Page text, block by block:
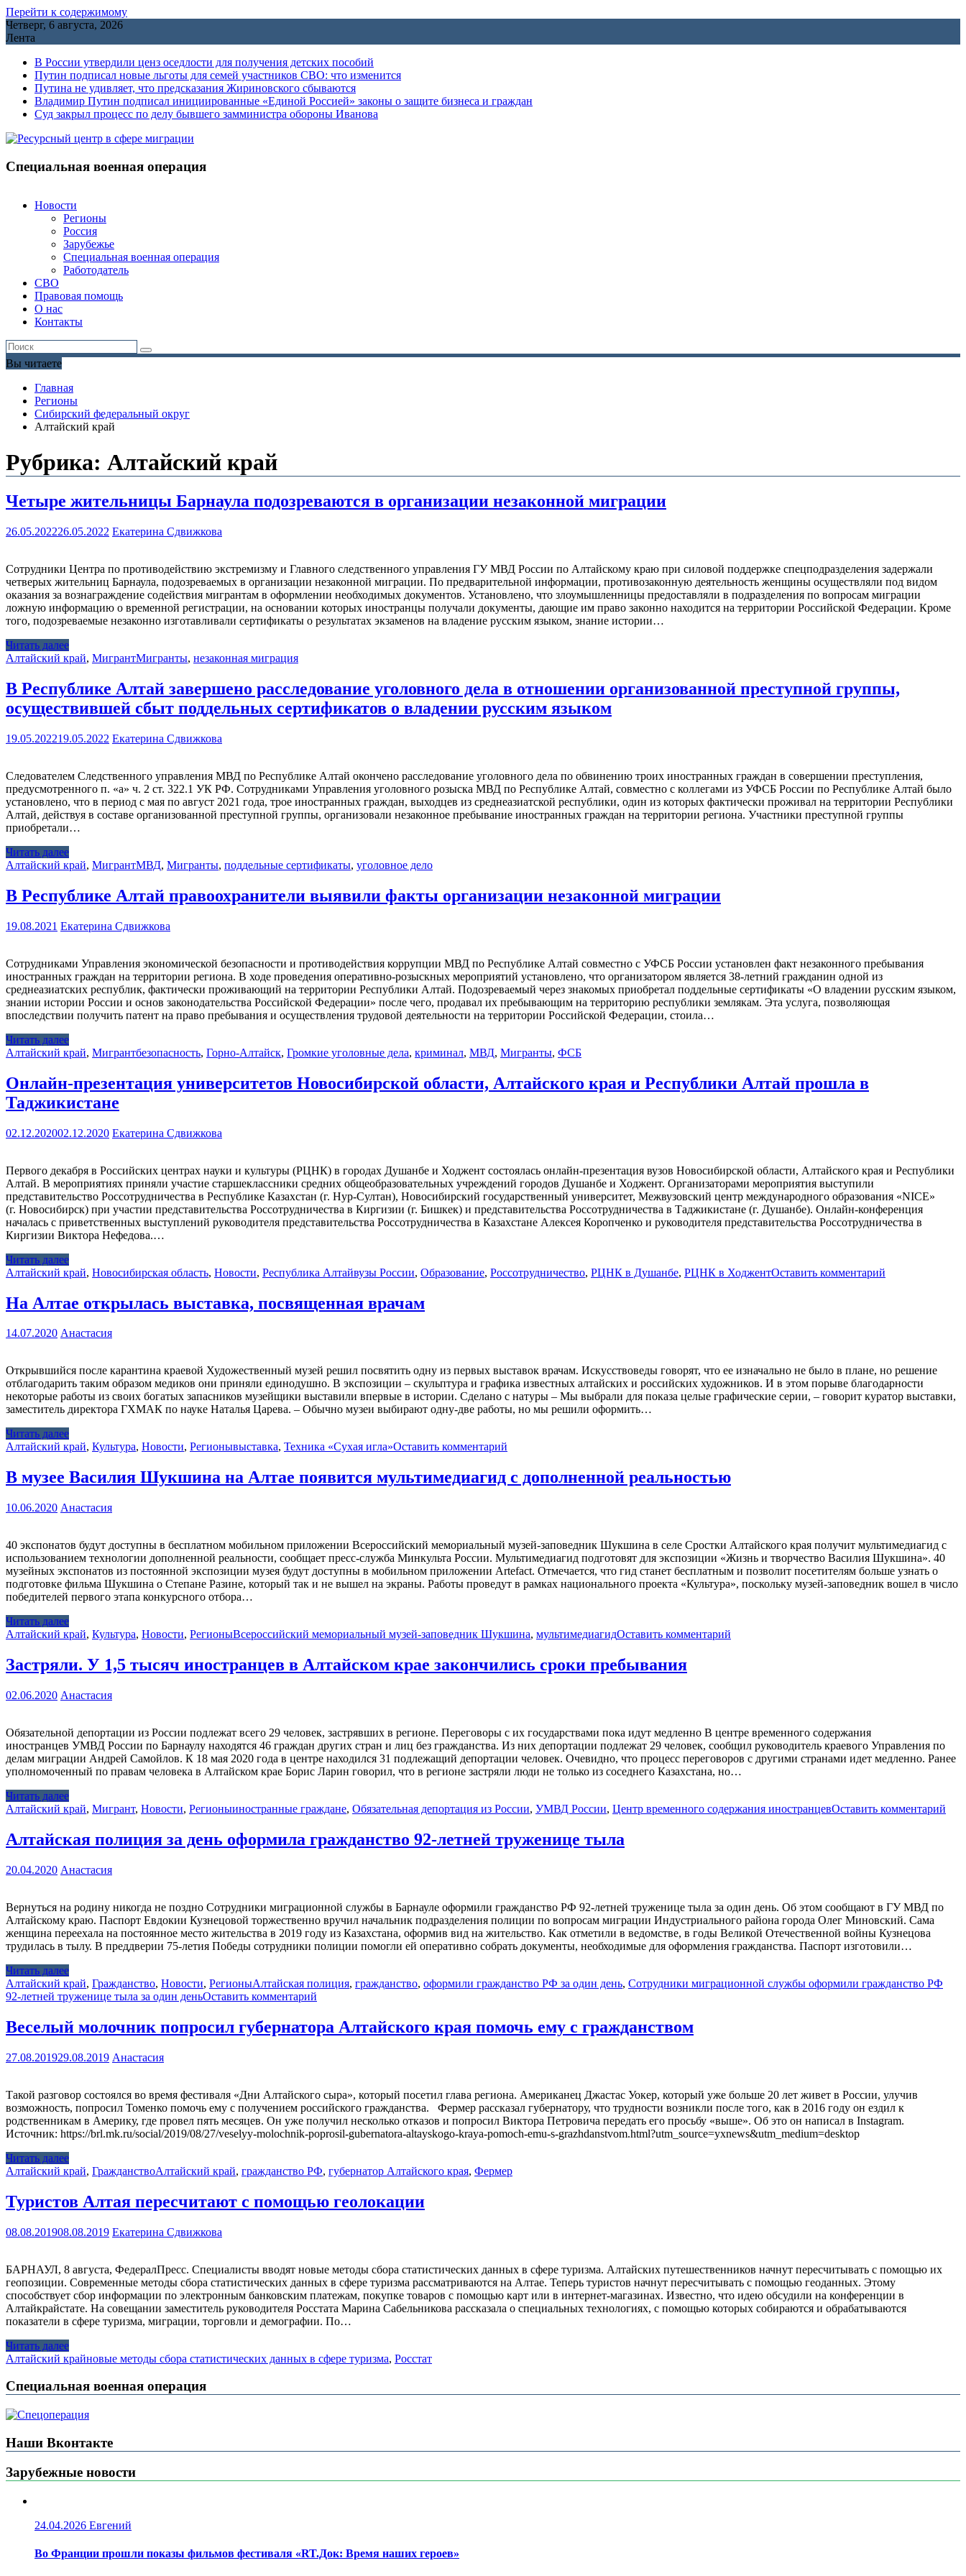
Перейти к содержимому
Четверг, 6 августа, 2026
Лента
В России утвердили ценз оседлости для получения детских пособий
Путин подписал новые льготы для семей участников СВО: что изменится
Путина не удивляет, что предсказания Жириновского сбываются
Владимир Путин подписал инициированные «Единой Россией» законы о защите бизнеса и граждан
Cуд закрыл процесс по делу бывшего замминистра обороны Иванова
Специальная военная операция
Новости
Регионы
Россия
Зарубежье
Специальная военная операция
Работодатель
СВО
Правовая помощь
О нас
Контакты
Вы читаете
Главная
Регионы
Сибирский федеральный округ
Алтайский край
Рубрика: Алтайский край
Четыре жительницы Барнаула подозреваются в организации незаконной миграции
26.05.202226.05.2022 Екатерина Сдвижкова
Сотрудники Центра по противодействию экстремизму и Главного следственного управления ГУ МВД России по Алтайскому краю при силовой поддержке спецподразделения задержали
четверых жительниц Барнаула, подозреваемых в организации незаконной миграции. По предварительной информации, противозаконную деятельность женщины осуществляли под видом
оказания за вознаграждение содействия мигрантам в оформлении необходимых документов. Установлено, что злоумышленницы предоставляли в подразделения по вопросам миграции
ложную информацию о временной регистрации, на основании которых иностранцы получали документы, дающие им право законно находится на территории Российской Федерации. Кроме
того, подозреваемые незаконно изготавливали сертификаты о результатах экзаменов на владение русским языком, знание истории…
Читать далее
Алтайский край, МигрантМигранты, незаконная миграция
В Республике Алтай завершено расследование уголовного дела в отношении организованной преступной группы,
осуществившей сбыт поддельных сертификатов о владении русским языком
19.05.202219.05.2022 Екатерина Сдвижкова
Следователем Следственного управления МВД по Республике Алтай окончено расследование уголовного дела по обвинению троих иностранных граждан в совершении преступления,
предусмотренного п. «а» ч. 2 ст. 322.1 УК РФ. Сотрудниками Управления уголовного розыска МВД по Республике Алтай, совместно с коллегами из УФСБ России по Республике Алтай было
установлено, что в период с мая по август 2021 года, трое иностранных граждан, выходцев из среднеазиатской республики, один из которых фактически проживал на территории Республики
Алтай, действуя в составе организованной преступной группы, организовали незаконное пребывание иностранных граждан на территории региона. Участники преступной группы
приобретали…
Читать далее
Алтайский край, МигрантМВД, Мигранты, поддельные сертификаты, уголовное дело
В Республике Алтай правоохранители выявили факты организации незаконной миграции
19.08.2021 Екатерина Сдвижкова
Сотрудниками Управления экономической безопасности и противодействия коррупции МВД по Республике Алтай совместно с УФСБ России установлен факт незаконного пребывания
иностранных граждан на территории региона. В ходе проведения оперативно-розыскных мероприятий установлено, что организатором является 38-летний гражданин одной из
среднеазиатских республик, фактически проживающий на территории Республики Алтай. Подозреваемый через знакомых приобретал поддельные сертификаты «О владении русским языком,
знании истории России и основ законодательства Российской Федерации» после чего, продавал их пребывающим на территорию республики землякам. Эта услуга, позволяющая
впоследствии получить патент на право пребывания и осуществления трудовой деятельности на территории Российской Федерации, стоила…
Читать далее
Алтайский край, Мигрантбезопасность, Горно-Алтайск, Громкие уголовные дела, криминал, МВД, Мигранты, ФСБ
Онлайн-презентация университетов Новосибирской области, Алтайского края и Республики Алтай прошла в
Таджикистане
02.12.202002.12.2020 Екатерина Сдвижкова
Первого декабря в Российских центрах науки и культуры (РЦНК) в городах Душанбе и Ходжент состоялась онлайн-презентация вузов Новосибирской области, Алтайского края и Республики
Алтай. В мероприятиях приняли участие старшеклассники средних общеобразовательных учреждений городов Душанбе и Ходжент. Организаторами мероприятия выступили
представительство Россотрудничества в Республике Казахстан (г. Нур-Султан), Новосибирский государственный университет, Межвузовский центр международного образования «NICE»
(г. Новосибирск) при участии представительства Россотрудничества в Киргизии (г. Бишкек) и представительства Россотрудничества в Таджикистане (г. Душанбе). Онлайн-конференция
началась с приветственных выступлений руководителя представительства Россотрудничества в Казахстане Алексея Коропченко и руководителя представительства Россотрудничества в
Киргизии Виктора Нефедова.…
Читать далее
Алтайский край, Новосибирская область, Новости, Республика Алтайвузы России, Образование, Россотрудничество, РЦНК в Душанбе, РЦНК в ХоджентОставить комментарий
На Алтае открылась выставка, посвященная врачам
14.07.2020 Анастасия
Открывшийся после карантина краевой Художественный музей решил посвятить одну из первых выставок врачам. Искусствоведы говорят, что ее изначально не было в плане, но решение
отблагодарить таким образом медиков они приняли единодушно. В экспозиции – скульптура и графика известных алтайских и российских художников. И в этом порыве благодарности
некоторые работы из своих богатых запасников музейщики выставили впервые в истории. Сделано с натуры – Мы выбрали для показа целые графические серии, – говорит куратор выставки,
заместитель директора ГХМАК по науке Наталья Царева. – Обычно музеи выбирают одну-две работы, но мы решили оформить…
Читать далее
Алтайский край, Культура, Новости, Регионывыставка, Техника «Сухая игла»Оставить комментарий
В музее Василия Шукшина на Алтае появится мультимедиагид с дополненной реальностью
10.06.2020 Анастасия
40 экспонатов будут доступны в бесплатном мобильном приложении Всероссийский мемориальный музей-заповедник Шукшина в селе Сростки Алтайского края получит мультимедиагид с
использованием технологии дополненной реальности, сообщает пресс-служба Минкульта России. Мультимедиагид подготовят для экспозиции «Жизнь и творчество Василия Шукшина». 40
музейных экспонатов из постоянной экспозиции музея будут доступны в мобильном приложении Artefact. Отмечается, что гид станет бесплатным и позволит посетителям больше узнать о
подготовке фильма Шукшина о Степане Разине, который так и не вышел на экраны. Работы проведут в рамках национального проекта «Культура», поскольку музей-заповедник вошел в число
победителей первого этапа конкурсного отбора…
Читать далее
Алтайский край, Культура, Новости, РегионыВсероссийский мемориальный музей-заповедник Шукшина, мультимедиагидОставить комментарий
Застряли. У 1,5 тысяч иностранцев в Алтайском крае закончились сроки пребывания
02.06.2020 Анастасия
Обязательной депортации из России подлежат всего 29 человек, застрявших в регионе. Переговоры с их государствами пока идут медленно В центре временного содержания
иностранцев УМВД России по Барнаулу находятся 46 граждан других стран и лиц без гражданства. Из них депортации подлежат 29 человек, сообщил руководитель краевого Управления по
делам миграции Андрей Самойлов. К 18 мая 2020 года в центре находился 31 подлежащий депортации человек. Очевидно, что процесс переговоров с другими странами идет медленно. Ранее
уполномоченный по правам человека в Алтайском крае Борис Ларин говорил, что в регионе застряли люди не только из соседнего Казахстана, но…
Читать далее
Алтайский край, Мигрант, Новости, Регионыиностранные граждане, Обязательная депортация из России, УМВД России, Центр временного содержания иностранцевОставить комментарий
Алтайская полиция за день оформила гражданство 92-летней труженице тыла
20.04.2020 Анастасия
Вернуться на родину никогда не поздно Сотрудники миграционной службы в Барнауле оформили гражданство РФ 92-летней труженице тыла за один день. Об этом сообщают в ГУ МВД по
Алтайскому краю. Паспорт Евдокии Кузнецовой торжественно вручил начальник подразделения полиции по вопросам миграции Индустриального района города Олег Миновский. Сама
женщина переехала на постоянное место жительства в 2019 году из Казахстана, оформив вид на жительство. Как отметили в ведомстве, в годы Великой Отечественной войны Кузнецова
трудилась в тылу. В преддверии 75-летия Победы сотрудники полиции помогли ей оперативно собрать документы, необходимые для оформления гражданства. Паспорт изготовили…
Читать далее
Алтайский край, Гражданство, Новости, РегионыАлтайская полиция, гражданство, оформили гражданство РФ за один день, Сотрудники миграционной службы оформили гражданство РФ
92-летней труженице тыла за один деньОставить комментарий
Веселый молочник попросил губернатора Алтайского края помочь ему с гражданством
27.08.201929.08.2019 Анастасия
Такой разговор состоялся во время фестиваля «Дни Алтайского сыра», который посетил глава региона. Американец Джастас Уокер, который уже больше 20 лет живет в России, улучив
возможность, попросил Томенко помочь ему с получением российского гражданства. Фермер рассказал губернатору, что трудности возникли после того, как в 2016 году он ездил к
родственникам в Америку, где провел пять месяцев. Он уже получил несколько отказов и попросил Виктора Петровича передать его просьбу «выше». Об это он написал в Instagram.
Источник: https://brl.mk.ru/social/2019/08/27/veselyy-molochnik-poprosil-gubernatora-altayskogo-kraya-pomoch-emu-s-grazhdanstvom.html?utm_source=yxnews&utm_medium=desktop
Читать далее
Алтайский край, ГражданствоАлтайский край, гражданство РФ, губернатор Алтайского края, Фермер
Туристов Алтая пересчитают с помощью геолокации
08.08.201908.08.2019 Екатерина Сдвижкова
БАРНАУЛ, 8 августа, ФедералПресс. Специалисты вводят новые методы сбора статистических данных в сфере туризма. Алтайских путешественников начнут пересчитывать с помощью их
геопозиции. Современные методы сбора статистических данных в сфере туризма рассматриваются на Алтае. Теперь туристов начнут пересчитывать с помощью геоданных. Этому
способствует сбор информации по электронным банковским платежам, покупке товаров с помощью карт или в интернет-магазинах. Известно, что идею обсудили на конференции в
Алтайкрайстате. На совещании заместитель руководителя Росстата Марина Сабельникова рассказала о специальных технологиях, с помощью которых собираются и обрабатываются
показатели в сфере туризма, миграции, торговли и демографии. По…
Читать далее
Алтайский крайновые методы сбора статистических данных в сфере туризма, Росстат
Специальная военная операция
Наши Вконтакте
Зарубежные новости
24.04.2026 Евгений
Во Франции прошли показы фильмов фестиваля «RT.Док: Время наших героев»